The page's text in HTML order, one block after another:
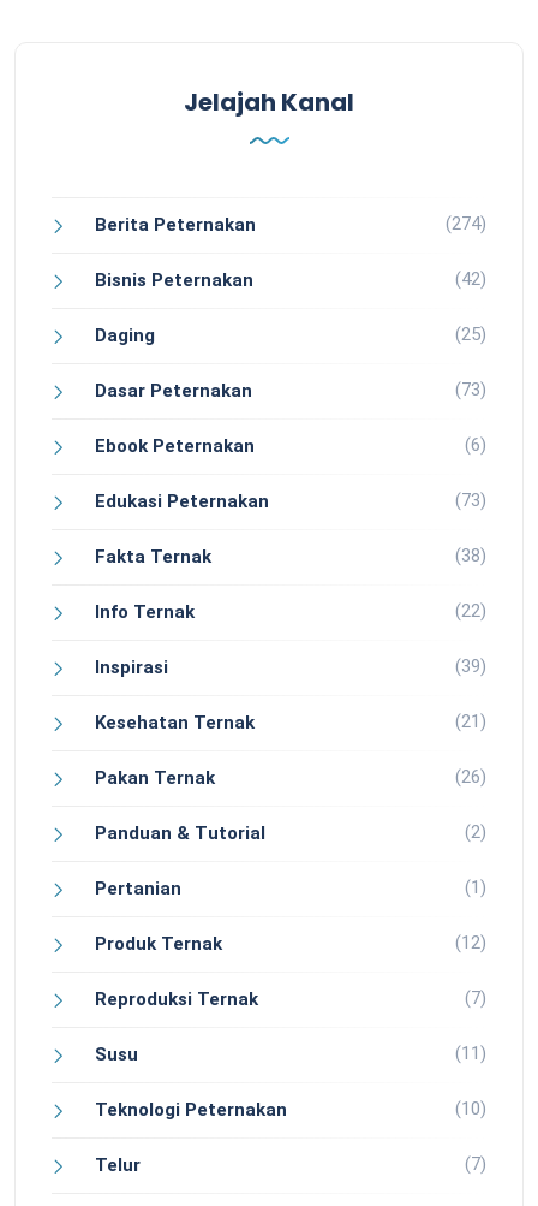
Jelajah Kanal
Berita Peternakan (274)
Bisnis Peternakan (42)
Daging (25)
Dasar Peternakan (73)
Ebook Peternakan (6)
Edukasi Peternakan (73)
Fakta Ternak (38)
Info Ternak (22)
Inspirasi (39)
Kesehatan Ternak (21)
Pakan Ternak (26)
Panduan & Tutorial (2)
Pertanian (1)
Produk Ternak (12)
Reproduksi Ternak (7)
Susu (11)
Teknologi Peternakan (10)
Telur (7)